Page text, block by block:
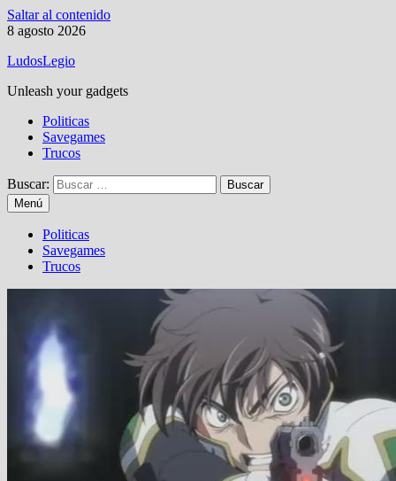
Saltar al contenido
8 agosto 2026
LudosLegio
Unleash your gadgets
Politicas
Savegames
Trucos
Buscar:
Menú
Politicas
Savegames
Trucos